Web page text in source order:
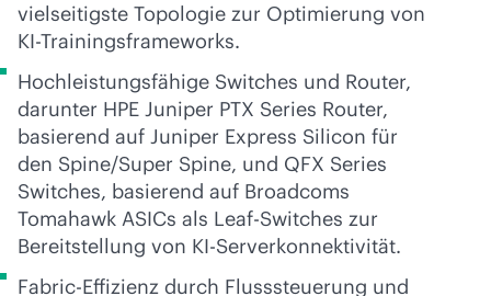
vielseitigste Topologie zur Optimierung von
KI-Trainingsframeworks.
Hochleistungsfähige Switches und Router,
darunter HPE Juniper PTX Series Router,
basierend auf Juniper Express Silicon für
den Spine/Super Spine, und QFX Series
Switches, basierend auf Broadcoms
Tomahawk ASICs als Leaf-Switches zur
Bereitstellung von KI-Serverkonnektivität.
Fabric-Effizienz durch Flusssteuerung und